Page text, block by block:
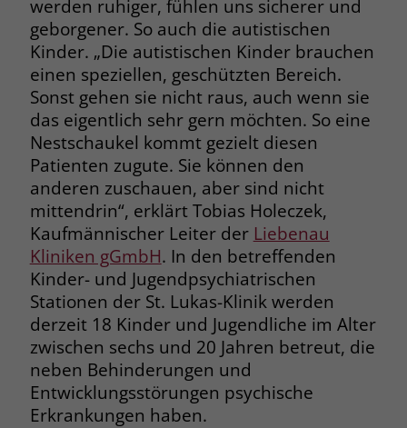
werden ruhiger, fühlen uns sicherer und
geborgener. So auch die autistischen
Kinder. „Die autistischen Kinder brauchen
einen speziellen, geschützten Bereich.
Sonst gehen sie nicht raus, auch wenn sie
das eigentlich sehr gern möchten. So eine
Nestschaukel kommt gezielt diesen
Patienten zugute. Sie können den
anderen zuschauen, aber sind nicht
mittendrin“, erklärt Tobias Holeczek,
Kaufmännischer Leiter der Liebenau
Kliniken gGmbH. In den betreffenden
Kinder- und Jugendpsychiatrischen
Stationen der St. Lukas-Klinik werden
derzeit 18 Kinder und Jugendliche im Alter
zwischen sechs und 20 Jahren betreut, die
neben Behinderungen und
Entwicklungsstörungen psychische
Erkrankungen haben.
Name __cf_bm
Anbieter .fonts.net
Laufzeit 30 Minuten
Zweck
This cookie, set by Cloudflare, is used to
support Cloudflare Bot Management.
Name JSessionID
Anbieter jobs.stiftung-liebenau.de
Laufzeit Session
Zweck
Behält die Zustände des Benutzers bei
allen Seitenanfragen bei.
Name _gcl_au
Anbieter Google Ads
Laufzeit 90 Tage
Zweck Enthält eine zufallsgenerierte User-ID.
Name _gcl_aw
Anbieter Google Ads
Laufzeit 90 Tage
Zweck
Dieses Cookie wird gesetzt, wenn ein
User über einen Klick auf eine Google
Werbeanzeige auf die Website gelangt.
Es enthält Informationen darüber,
welche Werbeanzeige geklickt wurde,
sodass erzielte Erfolge wie z.B.